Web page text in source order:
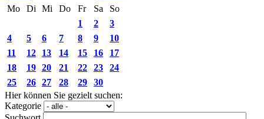
Mo
Di Mi Do Fr Sa
So
1
2
3
4
5 6 7 8 9
10
11
12 13 14 15 16
17
18
19 20 21 22 23
24
25
26 27 28 29
30
Hier können Sie gezielt suchen:
Kategorie